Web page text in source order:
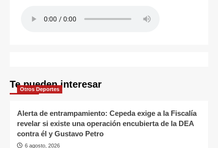
Te pueden interesar
Otros Deportes
Alerta de entrampamiento: Cepeda exige a la Fiscalía
revelar si existe una operación encubierta de la DEA
contra él y Gustavo Petro
6 agosto, 2026